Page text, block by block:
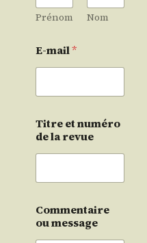
Prénom Nom
E-mail*
Titre et numéro
de la revue
Commentaire
ou message